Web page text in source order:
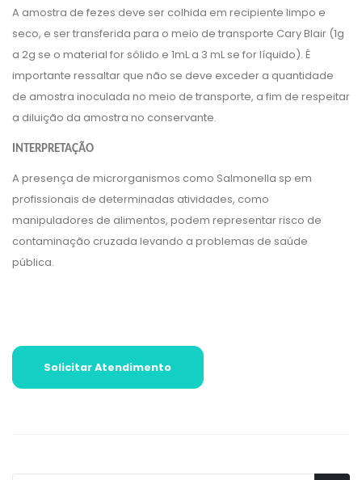
A amostra de fezes deve ser colhida em recipiente limpo e
seco, e ser transferida para o meio de transporte Cary Blair (1g
a 2g se o material for sólido e 1mL a 3 mL se for líquido). É
importante ressaltar que não se deve exceder a quantidade
de amostra inoculada no meio de transporte, a fim de respeitar
a diluição da amostra no conservante.
INTERPRETAÇÃO
A presença de microrganismos como Salmonella sp em
profissionais de determinadas atividades, como
manipuladores de alimentos, podem representar risco de
contaminação cruzada levando a problemas de saúde
pública.
Solicitar Atendimento